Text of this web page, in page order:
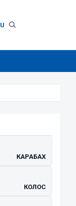
КАРАБАХ
КОЛОС